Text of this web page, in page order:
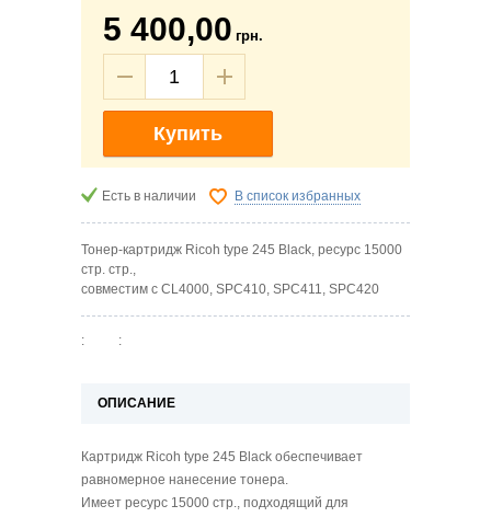
5 400,00 грн.
Купить
Есть в наличии В список избранных
Тонер-картридж Ricoh type 245 Black, ресурс 15000
стр. стр.,
совместим с CL4000, SPC410, SPC411, SPC420
: :
ОПИСАНИЕ
Картридж Ricoh type 245 Black обеспечивает
равномерное нанесение тонера.
Имеет ресурс 15000 стр., подходящий для